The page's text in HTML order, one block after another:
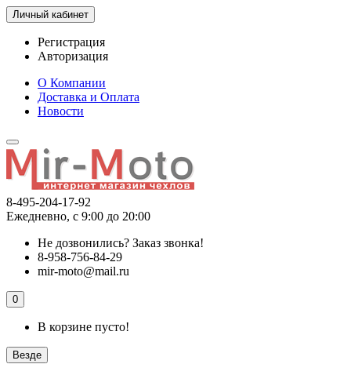
Личный кабинет
Регистрация
Авторизация
О Компании
Доставка и Оплата
Новости
8-495-204-17-92
Ежедневно, с 9:00 до 20:00
Не дозвонились? Заказ звонка!
8-958-756-84-29
mir-moto@mail.ru
0
В корзине пусто!
Везде